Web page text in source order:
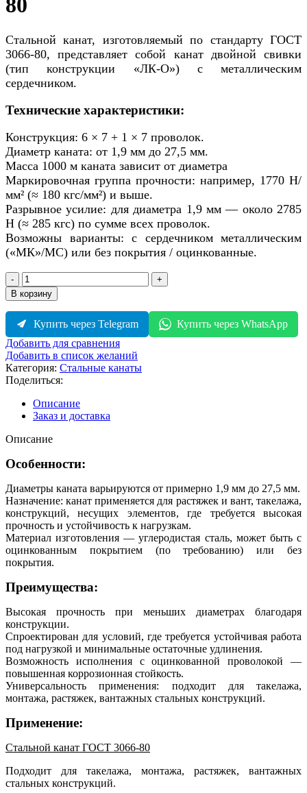
80
Стальной канат, изготовляемый по стандарту ГОСТ
3066-80, представляет собой канат двойной свивки
(тип конструкции «ЛК-О») с металлическим
сердечником.
Технические характеристики:
Конструкция: 6 × 7 + 1 × 7 проволок.
Диаметр каната: от 1,9 мм до 27,5 мм.
Масса 1000 м каната зависит от диаметра
Маркировочная группа прочности: например, 1770 Н/
мм² (≈ 180 кгс/мм²) и выше.
Разрывное усилие: для диаметра 1,9 мм — около 2785
Н (≈ 285 кгс) по сумме всех проволок.
Возможны варианты: с сердечником металлическим
(«МК»/МС) или без покрытия / оцинкованные.
Количество
товара
Стальной
канат
ГОСТ
3066-
80
В корзину
Купить через Telegram
Купить через WhatsApp
Добавить для сравнения
Добавить в список желаний
Категория: Стальные канаты
Поделиться:
Описание
Заказ и доставка
Описание
Особенности:
Диаметры каната варьируются от примерно 1,9 мм до 27,5 мм.
Назначение: канат применяется для растяжек и вант, такелажа,
конструкций, несущих элементов, где требуется высокая
прочность и устойчивость к нагрузкам.
Материал изготовления — углеродистая сталь, может быть с
оцинкованным покрытием (по требованию) или без
покрытия.
Преимущества:
Высокая прочность при меньших диаметрах благодаря
конструкции.
Спроектирован для условий, где требуется устойчивая работа
под нагрузкой и минимальные остаточные удлинения.
Возможность исполнения с оцинкованной проволокой —
повышенная коррозионная стойкость.
Универсальность применения: подходит для такелажа,
монтажа, растяжек, вантажных стальных конструкций.
Применение:
Стальной канат ГОСТ 3066-80
Подходит для такелажа, монтажа, растяжек, вантажных
стальных конструкций.